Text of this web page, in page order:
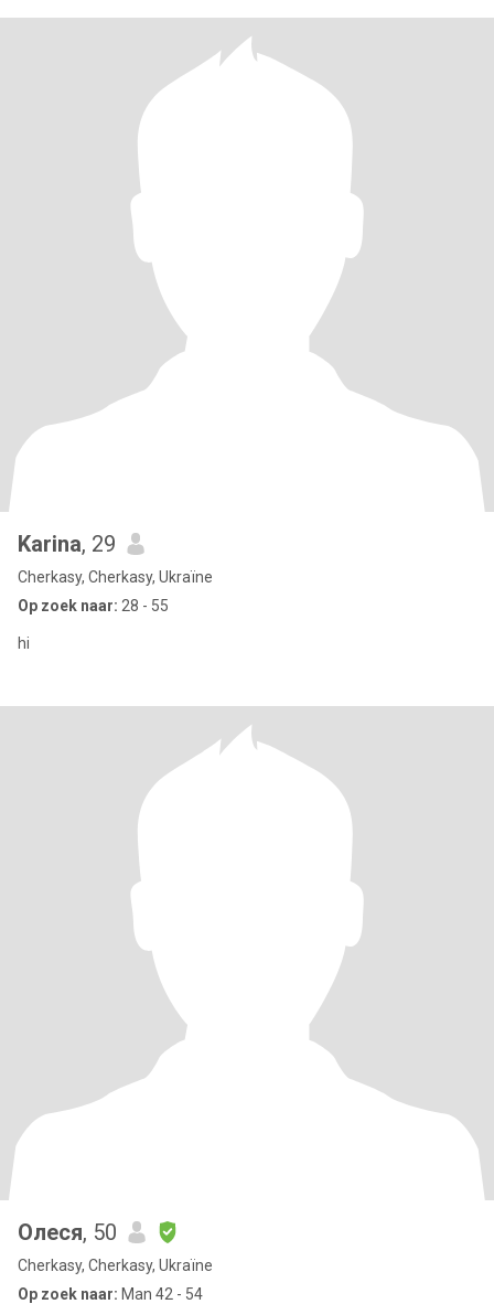
Karina, 29
Cherkasy, Cherkasy, Ukraïne
Op zoek naar: 28 - 55
hi
Олеся, 50
Cherkasy, Cherkasy, Ukraïne
Op zoek naar: Man 42 - 54